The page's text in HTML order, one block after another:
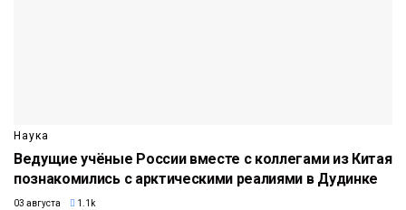
Наука
Ведущие учёные России вместе с коллегами из Китая
познакомились с арктическими реалиями в Дудинке
03 августа 1.1k